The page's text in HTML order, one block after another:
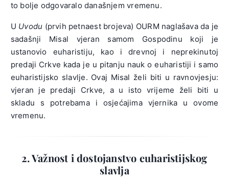
to bolje odgovaralo današnjem vremenu.
U Uvodu (prvih petnaest brojeva) OURM naglašava da je
sadašnji Misal vjeran samom Gospodinu koji je
ustanovio euharistiju, kao i drevnoj i neprekinutoj
predaji Crkve kada je u pitanju nauk o euharistiji i samo
euharistijsko slavlje. Ovaj Misal želi biti u ravnovjesju:
vjeran je predaji Crkve, a u isto vrijeme želi biti u
skladu s potrebama i osjećajima vjernika u ovome
vremenu.
2. Važnost i dostojanstvo euharistijskog
slavlja